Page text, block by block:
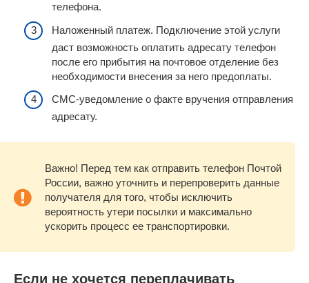
телефона.
Наложенный платеж. Подключение этой услуги
даст возможность оплатить адресату телефон
после его прибытия на почтовое отделение без
необходимости внесения за него предоплаты.
СМС-уведомление о факте вручения отправления
адресату.
Важно! Перед тем как отправить телефон Почтой
России, важно уточнить и перепроверить данные
получателя для того, чтобы исключить
вероятность утери посылки и максимально
ускорить процесс ее транспортировки.
Если не хочется переплачивать